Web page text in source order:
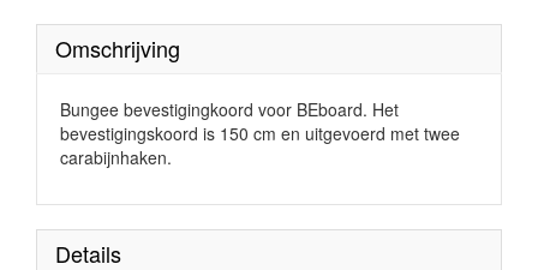
Omschrijving
Bungee bevestigingkoord voor BEboard. Het
bevestigingskoord is 150 cm en uitgevoerd met twee
carabijnhaken.
Details